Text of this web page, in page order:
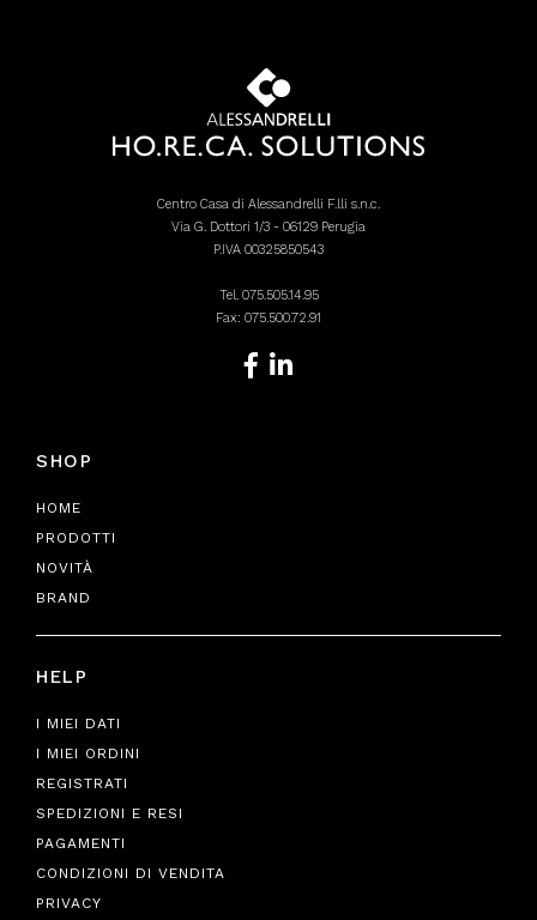
Centro Casa di Alessandrelli F.lli s.n.c.
Via G. Dottori 1/3 - 06129 Perugia
P.IVA 00325850543
Tel. 075.505.14.95
Fax: 075.500.72.91
SHOP
HOME
PRODOTTI
NOVITÀ
BRAND
HELP
I MIEI DATI
I MIEI ORDINI
REGISTRATI
SPEDIZIONI E RESI
PAGAMENTI
CONDIZIONI DI VENDITA
PRIVACY